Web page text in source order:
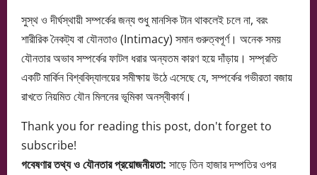
সুস্থ ও দীর্ঘস্থায়ী সম্পর্কের জন্য শুধু মানসিক টান থাকলেই চলে না, বরং
শারীরিক নৈকট্য বা যৌনতাও (Intimacy) সমান গুরুত্বপূর্ণ। অনেক সময়
যৌনতার অভাব সম্পর্কের ফাটল ধরার অন্যতম কারণ হয়ে দাঁড়ায়। সম্প্রতি
একটি মার্কিন বিশ্ববিদ্যালয়ের সমীক্ষায় উঠে এসেছে যে, সম্পর্কের গভীরতা বজায়
রাখতে নিয়মিত যৌন মিলনের ভূমিকা অনস্বীকার্য।
Thank you for reading this post, don't forget to
subscribe!
গবেষণার তথ্য ও যৌনতার প্রয়োজনীয়তা: সাড়ে তিন হাজার দম্পতির ওপর